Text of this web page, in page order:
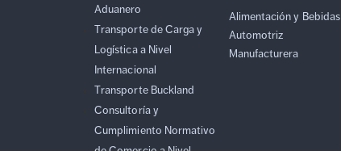
Aduanero
Transporte de Carga y
Logística a Nivel
Internacional
Transporte Buckland
Consultoría y
Cumplimiento Normativo
Alimentación y Bebidas
Automotriz
Manufacturera